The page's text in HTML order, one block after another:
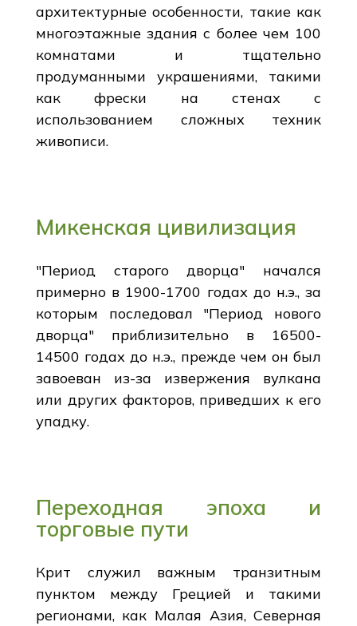
архитектурные особенности, такие как
многоэтажные здания с более чем 100
комнатами и тщательно
продуманными украшениями, такими
как фрески на стенах с
использованием сложных техник
живописи.
Микенская цивилизация
"Период старого дворца" начался
примерно в 1900-1700 годах до н.э., за
которым последовал "Период нового
дворца" приблизительно в 16500-
14500 годах до н.э., прежде чем он был
завоеван из-за извержения вулкана
или других факторов, приведших к его
упадку.
Переходная эпоха и
торговые пути
Крит служил важным транзитным
пунктом между Грецией и такими
регионами, как Малая Азия, Северная